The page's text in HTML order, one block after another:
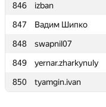
846
izban
847
Вадим Шипко
848
swapnil07
849
yernar.zharkynuly
850
tyamgin.ivan
846
izban
847
Вадим Шипко
848
swapnil07
849
yernar.zharkynuly
850
tyamgin.ivan